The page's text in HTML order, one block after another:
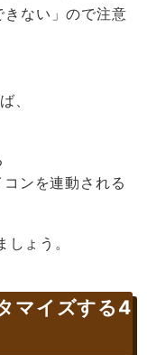
きない」ので注意
、
ンを連動される
ょう。
マイズする4